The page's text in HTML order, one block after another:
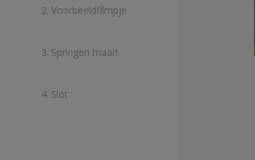
2. Voorbeeldfilmpje
3. Springen maar!
4. Slot